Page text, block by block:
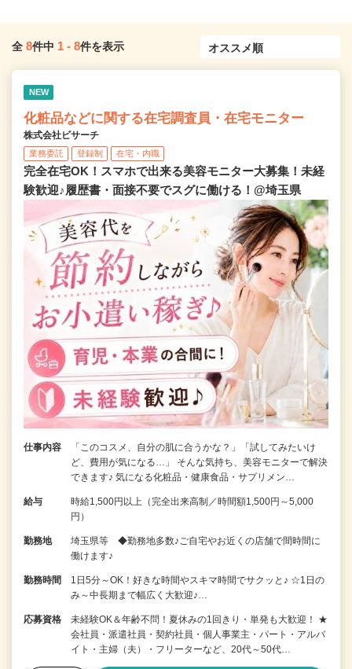
全 8件中 1 - 8件を表示
NEW
化粧品などに関する在宅調査員・在宅モニター
株式会社ビサーチ
業務委託 登録制 在宅・内職
完全在宅OK！スマホで出来る美容モニター大募集！未経
験歓迎♪履歴書・面接不要でスグに働ける！@埼玉県
仕事内容
「このコスメ、自分の肌に合うかな？」「試してみたいけ
ど、費用が気になる…」 そんな気持ち、美容モニターで解決
できます♪ 気になる化粧品・健康食品・サプリメン…
給与
時給1,500円以上（完全出来高制／時間額1,500円～5,000
円）
勤務地
埼玉県等 ◆勤務地多数♪ご自宅やお近くの店舗で間時間に
働けます♪
勤務時間
1日5分～OK！好きな時間やスキマ時間でサクッと♪ ☆1日の
み～中長期まで幅広く大歓迎♪…
応募資格
未経験OK＆年齢不問！夏休みの1回きり・単発も大歓迎！ ★
会社員・派遣社員・契約社員・個人事業主・パート・アルバ
イト・主婦（夫）・フリーターなど、20代～50代…